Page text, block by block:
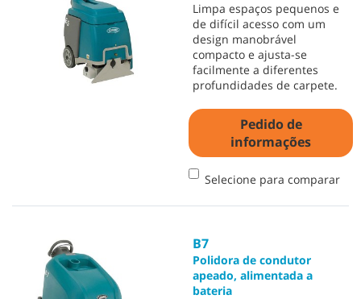
Limpa espaços pequenos e
de difícil acesso com um
design manobrável
compacto e ajusta-se
facilmente a diferentes
profundidades de carpete.
Pedido de
informações
Selecione para comparar
B7
Polidora de condutor
apeado, alimentada a
bateria